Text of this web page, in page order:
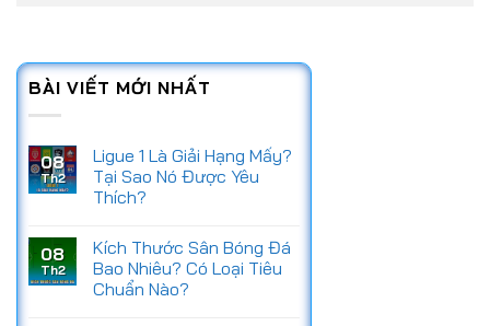
BÀI VIẾT MỚI NHẤT
08
Th2
Ligue 1 Là Giải Hạng Mấy?
Tại Sao Nó Được Yêu
Thích?
08
Th2
Kích Thước Sân Bóng Đá
Bao Nhiêu? Có Loại Tiêu
Chuẩn Nào?